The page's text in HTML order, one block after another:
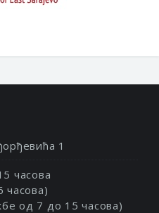
1
часова
од 7 до 15 часова)